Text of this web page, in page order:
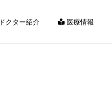
ドクター紹介 医療情報